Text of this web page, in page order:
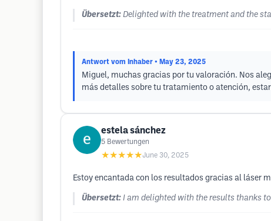
Übersetzt: Delighted with the treatment and the
Antwort vom Inhaber • May 23, 2025
Miguel, muchas gracias por tu valoración. Nos
más detalles sobre tu tratamiento o atención,
estela sánchez
5 Bewertungen
★★★★★June 30, 2025
Estoy encantada con los resultados gracias al láser
Übersetzt: I am delighted with the results thanks